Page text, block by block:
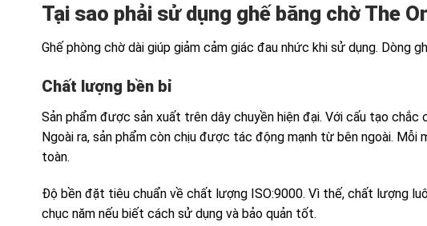
Tại sao phải sử dụng ghế băng chờ The
Ghế phòng chờ dài giúp giảm cảm giác đau nhức khi sử dụng. Dòng
Chất lượng bền bỉ
Sản phẩm được sản xuất trên dây chuyền hiện đại. Với cấu tạo
Ngoài ra, sản phẩm còn chịu được tác động mạnh từ bên ngoài.
toàn.
Độ bền đặt tiêu chuẩn về chất lượng ISO:9000. Vì thế, chất lượng
chục năm nếu biết cách sử dụng và bảo quản tốt.